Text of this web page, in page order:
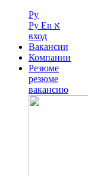
Ру
Ру En א
вход
Вакансии
Компании
Резюме
резюме
вакансию